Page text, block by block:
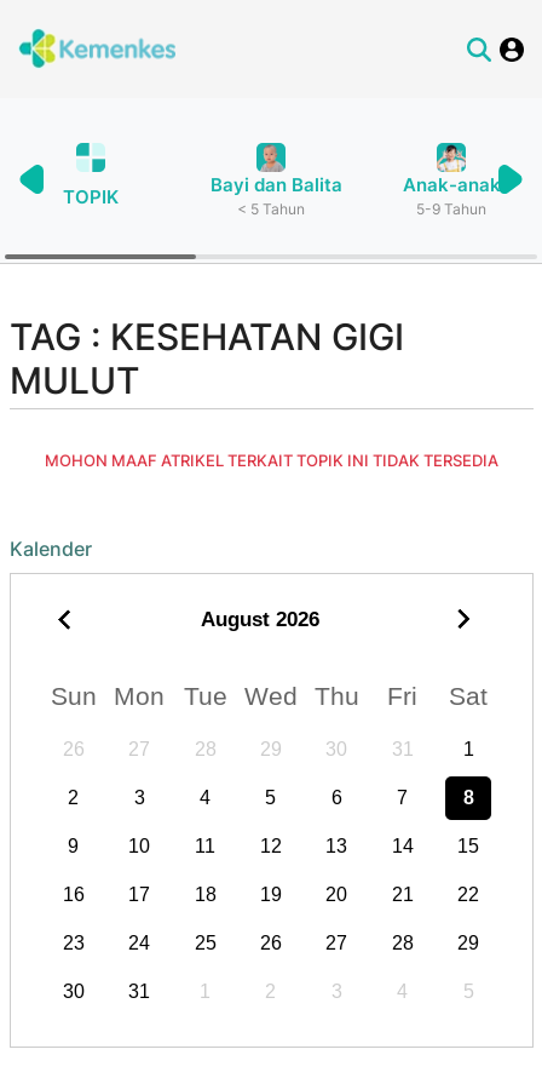
TOPIK
Bayi dan Balita
< 5 Tahun
Anak-anak
5-9 Tahun
TAG : KESEHATAN GIGI
MULUT
MOHON MAAF ATRIKEL TERKAIT TOPIK INI TIDAK TERSEDIA
Kalender
August 2026
Sun Mon Tue Wed Thu Fri Sat
26 27 28 29 30 31 1
2 3 4 5 6 7 8
9 10 11 12 13 14 15
16 17 18 19 20 21 22
23 24 25 26 27 28 29
30 31 1 2 3 4 5